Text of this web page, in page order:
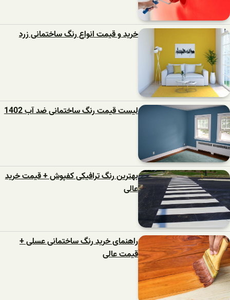
خرید و قیمت انواع رنگ ساختمانی زرد
لیست قیمت رنگ ساختمانی ضد آب 1402
بهترین رنگ ترافیکی کفپوش + قیمت خرید
عالی
راهنمای خرید رنگ ساختمانی عسلی +
قیمت عالی